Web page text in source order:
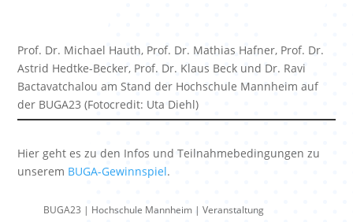
Prof. Dr. Michael Hauth, Prof. Dr. Mathias Hafner, Prof. Dr.
Astrid Hedtke-Becker, Prof. Dr. Klaus Beck und Dr. Ravi
Bactavatchalou am Stand der Hochschule Mannheim auf
der BUGA23 (Fotocredit: Uta Diehl)
Hier geht es zu den Infos und Teilnahmebedingungen zu
unserem BUGA-Gewinnspiel.
BUGA23 | Hochschule Mannheim| Veranstaltung